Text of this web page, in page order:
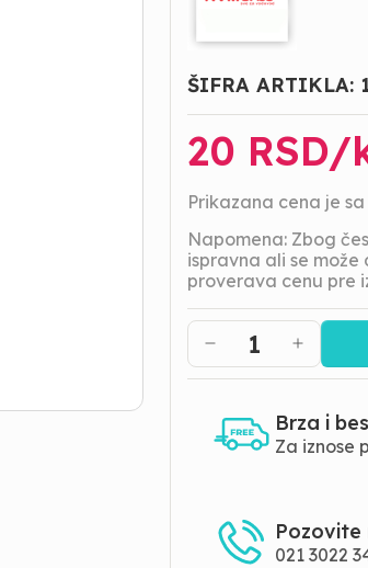
ŠIFRA ARTIKLA:
20 RSD/
Prikazana cena je
Napomena: Zbog
ispravna ali se
proverava cenu pre
1
Brza i
Za iznose
Pozovite
021 3022